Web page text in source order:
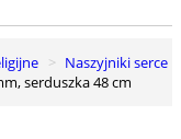
Naszyjniki serce
serduszka 48 cm